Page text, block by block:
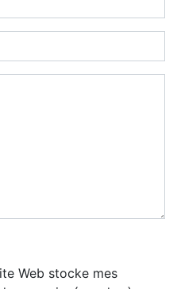
Web stocke mes